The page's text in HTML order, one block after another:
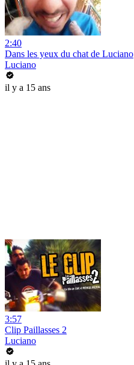
2:40
Dans les yeux du chat de Luciano
Luciano
il y a 15 ans
3:57
Clip Paillasses 2
Luciano